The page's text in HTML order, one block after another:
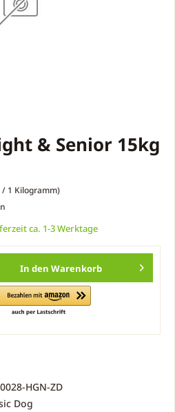
& Senior 15kg
1 Kilogramm)
ca. 1-3 Werktage
In den Warenkorb
HGN-ZD
Dog